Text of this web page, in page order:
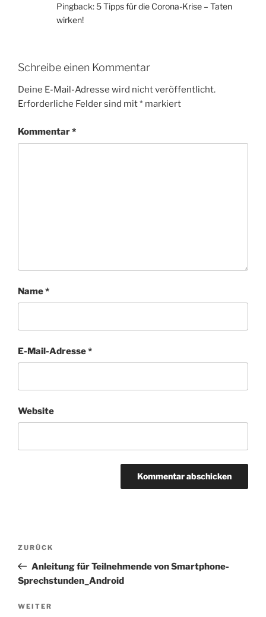
Pingback:5 Tipps für die Corona-Krise – Taten
wirken!
Schreibe einen Kommentar
Deine E-Mail-Adresse wird nicht veröffentlicht.
Erforderliche Felder sind mit* markiert
Kommentar*
Name*
E-Mail-Adresse*
Website
Beitragsnavigation
Vorheriger
Beitrag
ZURÜCK
Anleitung für Teilnehmende von Smartphone-
Sprechstunden_Android
Nächster
WEITER